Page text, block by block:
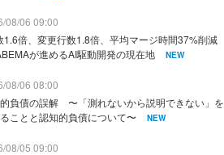
08/06 09:00
1.6倍、変更行数1.8倍、平均マージ時間37%削減
が進めるAI駆動開発の現在地
NEW
08/06 08:00
負債の誤解 〜「測れないから説明できない」を
ことと認知的負債について〜
NEW
08/05 09:00